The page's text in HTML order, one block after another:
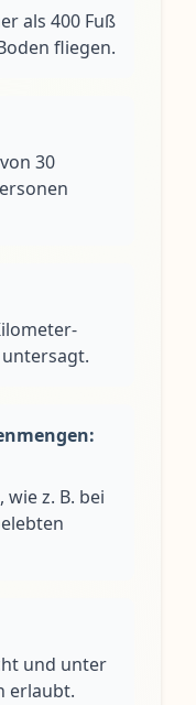
als 400 Fuß
fliegen.
30
, wie z. B. bei
und unter
erlaubt.